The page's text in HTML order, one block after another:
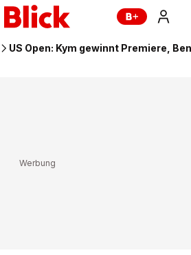
US Open: Kym gewinnt Premiere,